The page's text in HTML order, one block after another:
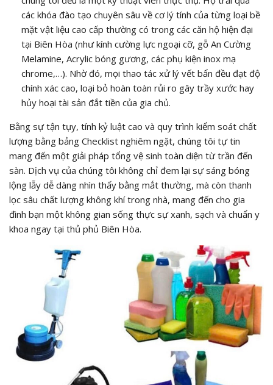
các khóa đào tạo chuyên sâu về cơ lý tính của từng loại bề
mặt vật liệu cao cấp thường có trong các căn hộ hiện đại
tại Biên Hòa (như kính cường lực ngoại cỡ, gỗ An Cường
Melamine, Acrylic bóng gương, các phụ kiện inox mạ
chrome,…). Nhờ đó, mọi thao tác xử lý vết bẩn đều đạt độ
chính xác cao, loại bỏ hoàn toàn rủi ro gây trầy xước hay
hủy hoại tài sản đắt tiền của gia chủ.
Bằng sự tận tụy, tính kỷ luật cao và quy trình kiểm soát chất
lượng bằng bảng Checklist nghiêm ngặt, chúng tôi tự tin
mang đến một giải pháp tổng vệ sinh toàn diện từ trần đến
sàn. Dịch vụ của chúng tôi không chỉ đem lại sự sáng bóng
lộng lẫy dễ dàng nhìn thấy bằng mắt thường, mà còn thanh
lọc sâu chất lượng không khí trong nhà, mang đến cho gia
đình bạn một không gian sống thực sự xanh, sạch và chuẩn y
khoa ngay tại thủ phủ Biên Hòa.